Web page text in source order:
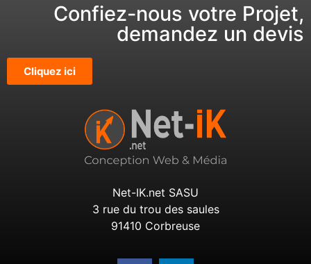
Confiez-nous votre Projet,
demandez un devis
Cliquez ici
Net-IK.net SASU
3 rue du trou des saules
91410 Corbreuse